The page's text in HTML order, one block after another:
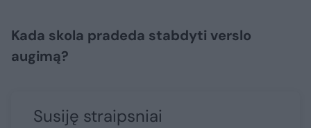
Kada skola pradeda stabdyti verslo
augimą?
Susiję straipsniai